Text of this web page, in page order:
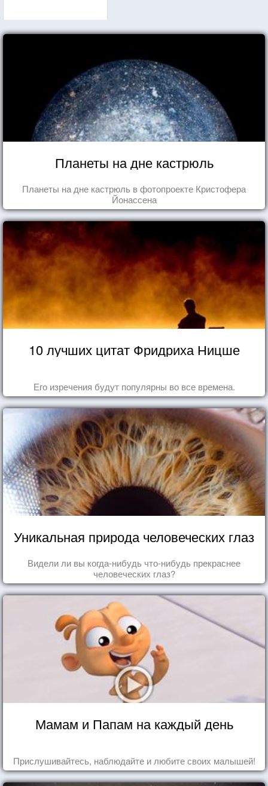
Планеты на дне кастрюль
Планеты на дне кастрюль в фотопроекте Кристофера
Йонассена
10 лучших цитат Фридриха Ницше
Его изречения будут популярны во все времена.
Уникальная природа человеческих глаз
Видели ли вы когда-нибудь что-нибудь прекраснее
человеческих глаз?
Мамам и Папам на каждый день
Прислушивайтесь, наблюдайте и любите своих малышей!